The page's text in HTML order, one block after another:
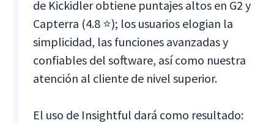
de Kickidler obtiene puntajes altos en G2 y
Capterra (4.8 ⭐); los usuarios elogian la
simplicidad, las funciones avanzadas y
confiables del software, así como nuestra
atención al cliente de nivel superior.
El uso de Insightful dará como resultado: